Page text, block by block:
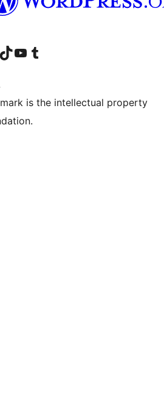
tôi
Visit our TikTok account
Truy cập kênh YouTube của chúng tôi Visit our Tumblr account
is the intellectual property